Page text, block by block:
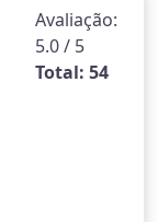
Avaliação:
5.0 / 5
Total: 54